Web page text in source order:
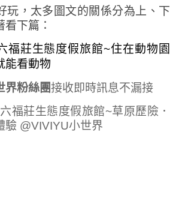
玩，太多圖文的關係分為上、下
下篇：
福莊生態度假旅館~住在動物園
能看動物
粉絲團接收即時訊息不漏接